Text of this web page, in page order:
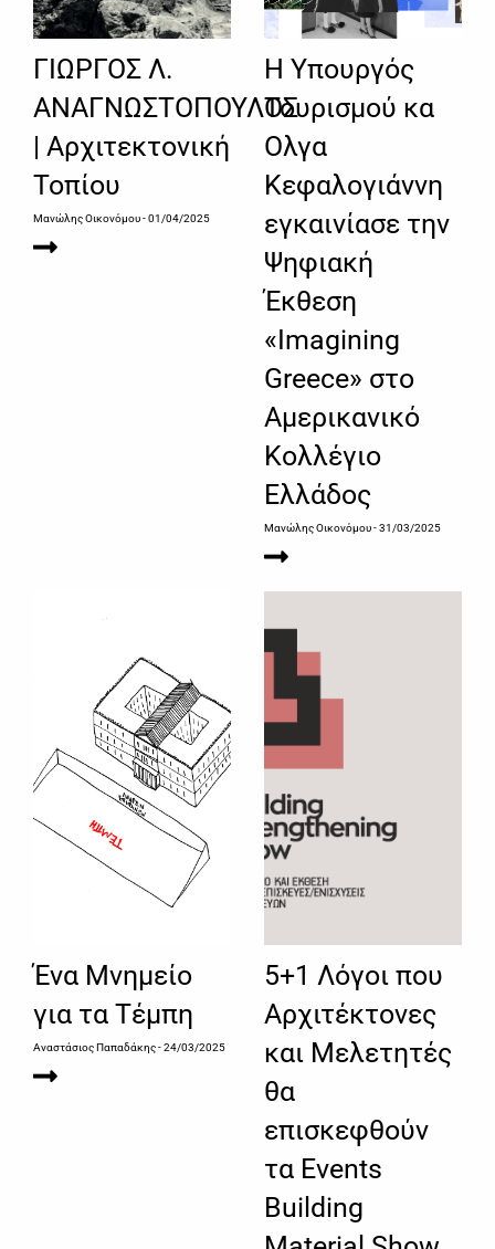
ΓΙΩΡΓΟΣ Λ.
ΑΝΑΓΝΩΣΤΟΠΟΥΛΟΣ
| Αρχιτεκτονική
Τοπίου
Μανώλης Οικονόμου- 01/04/2025
Η Υπουργός
Τουρισμού κα
Ολγα
Κεφαλογιάννη
εγκαινίασε την
Ψηφιακή
Έκθεση
«Imagining
Greece» στο
Αμερικανικό
Κολλέγιο
Ελλάδος
Μανώλης Οικονόμου- 31/03/2025
Ένα Μνημείο
για τα Τέμπη
Αναστάσιος Παπαδάκης- 24/03/2025
5+1 Λόγοι που
Αρχιτέκτονες
και Μελετητές
θα
επισκεφθούν
τα Events
Building